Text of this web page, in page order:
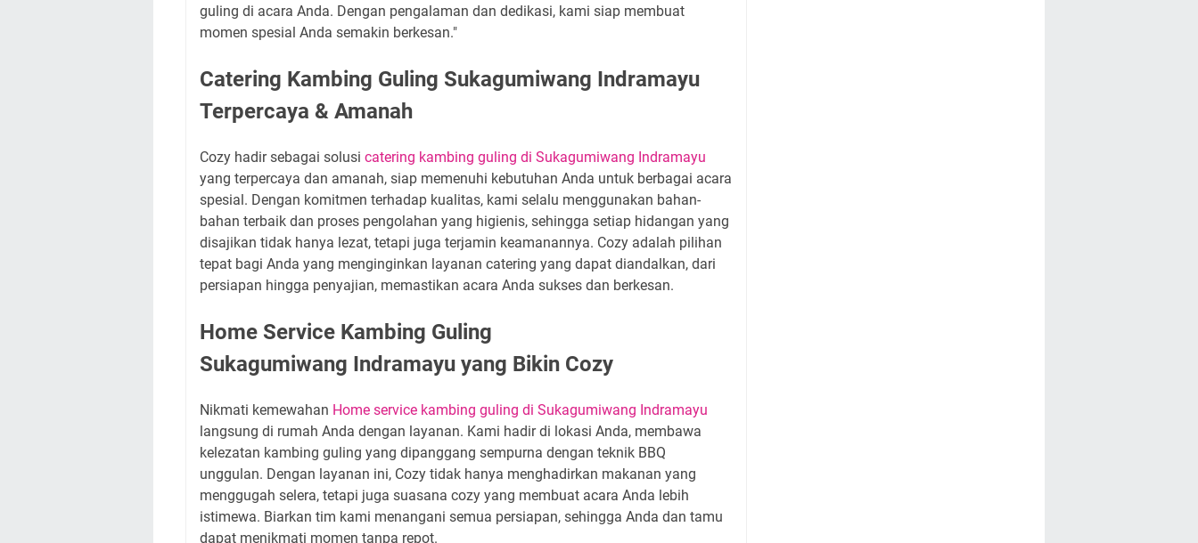
guling di acara Anda. Dengan pengalaman dan dedikasi, kami siap membuat
momen spesial Anda semakin berkesan."
Catering Kambing Guling Sukagumiwang Indramayu
Terpercaya & Amanah
Cozy hadir sebagai solusi catering kambing guling di Sukagumiwang Indramayu
yang terpercaya dan amanah, siap memenuhi kebutuhan Anda untuk berbagai acara
spesial. Dengan komitmen terhadap kualitas, kami selalu menggunakan bahan-
bahan terbaik dan proses pengolahan yang higienis, sehingga setiap hidangan yang
disajikan tidak hanya lezat, tetapi juga terjamin keamanannya. Cozy adalah pilihan
tepat bagi Anda yang menginginkan layanan catering yang dapat diandalkan, dari
persiapan hingga penyajian, memastikan acara Anda sukses dan berkesan.
Home Service Kambing Guling
Sukagumiwang Indramayu yang Bikin Cozy
Nikmati kemewahan Home service kambing guling di Sukagumiwang Indramayu
langsung di rumah Anda dengan layanan. Kami hadir di lokasi Anda, membawa
kelezatan kambing guling yang dipanggang sempurna dengan teknik BBQ
unggulan. Dengan layanan ini, Cozy tidak hanya menghadirkan makanan yang
menggugah selera, tetapi juga suasana cozy yang membuat acara Anda lebih
istimewa. Biarkan tim kami menangani semua persiapan, sehingga Anda dan tamu
dapat menikmati momen tanpa repot.